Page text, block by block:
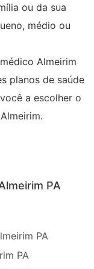
ou da sua
médio ou
Almeirim
planos de saúde
a escolher o
PA
PA
PA